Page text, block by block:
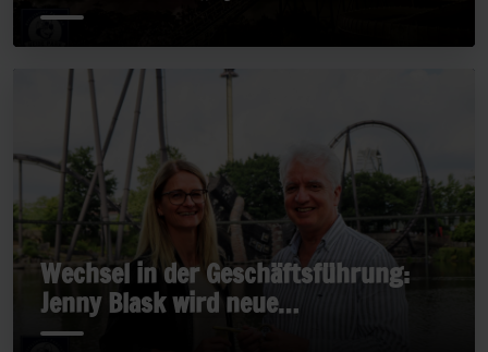
„Late Rides“
Wechsel in der Geschäftsführung:
Jenny Blask wird neue
Geschäftsführerin